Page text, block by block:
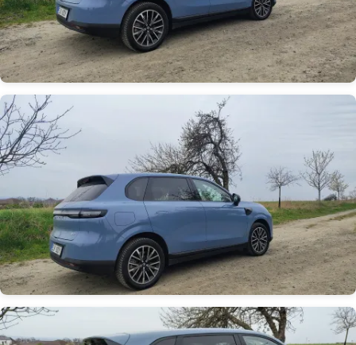
Obrázek
Obrázek